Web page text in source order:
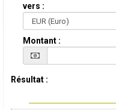
vers :
Montant :
Résultat :